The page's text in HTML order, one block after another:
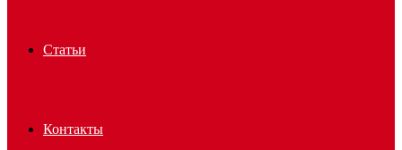
Статьи
Контакты